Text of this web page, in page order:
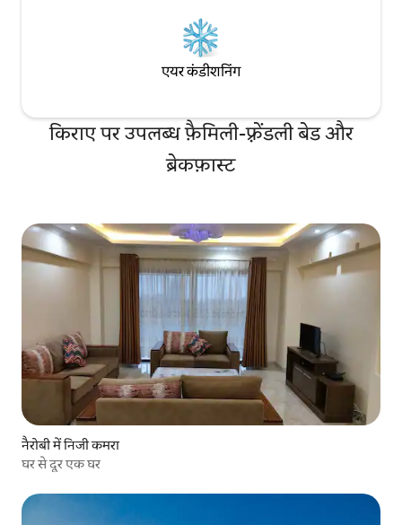
एयर कंडीशनिंग
किराए पर उपलब्ध फ़ैमिली-फ़्रेंडली बेड और
ब्रेकफ़ास्ट
नैरोबी में निजी कमरा
घर से दूर एक घर